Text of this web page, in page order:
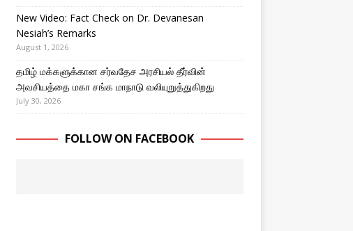
New Video: Fact Check on Dr. Devanesan
Nesiah’s Remarks
August 1, 2026
தமிழ் மக்களுக்கான சர்வதேச அரசியல் தீர்வின்
அவசியத்தை மகா சங்க மாநாடு வலியுறுத்துகிறது
July 30, 2026
FOLLOW ON FACEBOOK